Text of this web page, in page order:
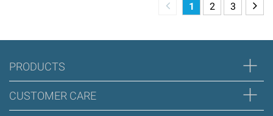
1
2 3
PRODUCTS
CUSTOMER CARE